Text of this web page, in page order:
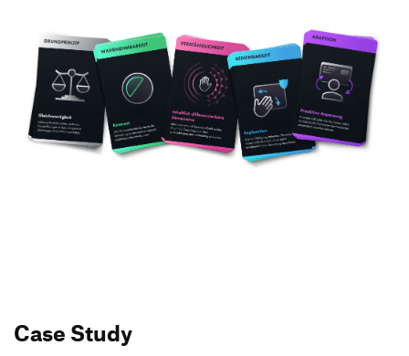
Case Study